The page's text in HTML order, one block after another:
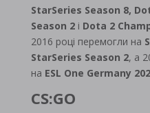
StarSeries Season 8,
Season 2і Dota 2
2016 році перемогли на
StarSeries Season 2, а
на ESL One Germany
CS:GO